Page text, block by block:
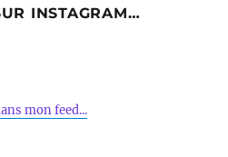
INSTAGRAM…
mon feed...